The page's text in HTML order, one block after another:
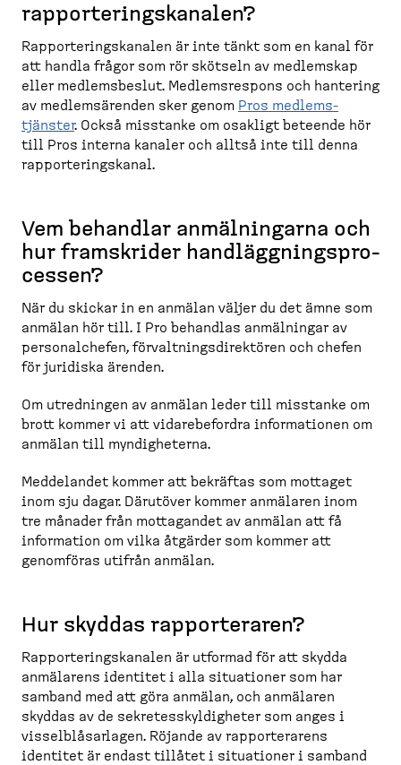
rappor­te­rings­kanalen?
Rappor­te­rings­kanalen är inte tänkt som en kanal för
att handla frågor som rör skötseln av medlemskap
eller medlems­beslut. Medlems­respons och hantering
av medlem­sä­renden sker genom Pros medlems­
tjänster. Också misstanke om osakligt beteende hör
till Pros interna kanaler och alltså inte till denna
rappor­te­ringskanal.
Vem behandlar anmälningarna och
hur framskrider handlägg­nings­pro­
cessen?
När du skickar in en anmälan väljer du det ämne som
anmälan hör till. I Pro behandlas anmälningar av
personal­chefen, förvalt­nings­di­rektören och chefen
för juridiska ärenden.
Om utredningen av anmälan leder till misstanke om
brott kommer vi att vidare­be­fordra informa­tionen om
anmälan till myndig­heterna.
Meddelandet kommer att bekräftas som mottaget
inom sju dagar. Därutöver kommer anmälaren inom
tre månader från mottagandet av anmälan att få
information om vilka åtgärder som kommer att
genomföras utifrån anmälan.
Hur skyddas rappor­teraren?
Rappor­te­rings­kanalen är utformad för att skydda
anmälarens identitet i alla situationer som har
samband med att göra anmälan, och anmälaren
skyddas av de sekretesskyl­digheter som anges i
vissel­blå­sarlagen. Röjande av rappor­te­rarens
identitet är endast tillåtet i situationer i samband